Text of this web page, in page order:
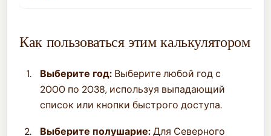
Как пользоваться этим калькулятором
Выберите год: Выберите любой год с
2000 по 2038, используя выпадающий
список или кнопки быстрого доступа.
Выберите полушарие:Для Северного